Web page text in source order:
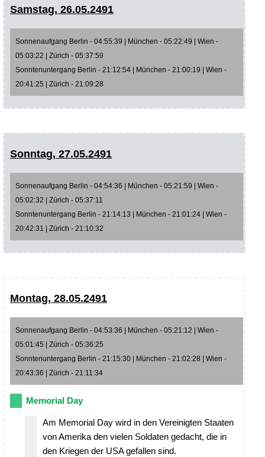
Samstag, 26.05.2491
Sonnenaufgang Berlin - 04:55:39 | München - 05:22:49 | Wien -
05:03:22 | Zürich - 05:37:59
Sonntenuntergang Berlin - 21:12:54 | München - 21:00:19 | Wien -
20:41:25 | Zürich - 21:09:28
Sonntag, 27.05.2491
Sonnenaufgang Berlin - 04:54:36 | München - 05:21:59 | Wien -
05:02:32 | Zürich - 05:37:11
Sonntenuntergang Berlin - 21:14:13 | München - 21:01:24 | Wien -
20:42:31 | Zürich - 21:10:32
Montag, 28.05.2491
Sonnenaufgang Berlin - 04:53:36 | München - 05:21:12 | Wien -
05:01:45 | Zürich - 05:36:25
Sonntenuntergang Berlin - 21:15:30 | München - 21:02:28 | Wien -
20:43:36 | Zürich - 21:11:34
Memorial Day
Am Memorial Day wird in den Vereinigten Staaten
von Amerika den vielen Soldaten gedacht, die in
den Kriegen der USA gefallen sind.